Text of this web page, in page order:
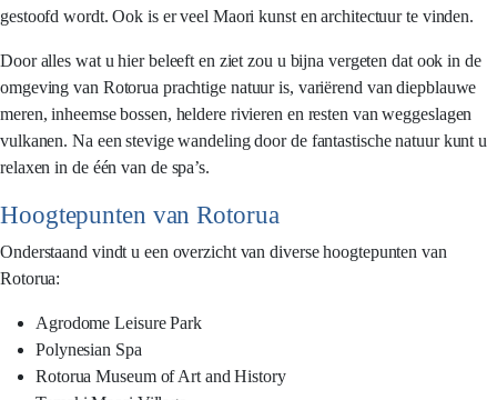
gestoofd wordt. Ook is er veel Maori kunst en architectuur te vinden.
Door alles wat u hier beleeft en ziet zou u bijna vergeten dat ook in de
omgeving van Rotorua prachtige natuur is, variërend van diepblauwe
meren, inheemse bossen, heldere rivieren en resten van weggeslagen
vulkanen. Na een stevige wandeling door de fantastische natuur kunt u
relaxen in de één van de spa’s.
Hoogtepunten van Rotorua
Onderstaand vindt u een overzicht van diverse hoogtepunten van
Rotorua:
Agrodome Leisure Park
Polynesian Spa
Rotorua Museum of Art and History